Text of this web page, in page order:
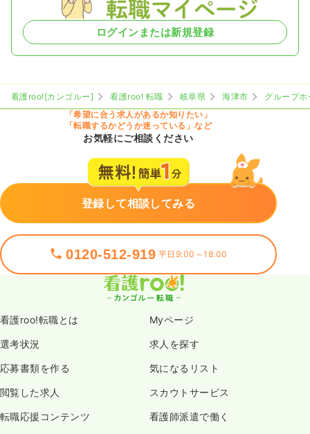
ログインまたは新規登録
看護roo![カンゴルー] 看護roo! 転職 岐阜県 海津市
グループ
「希望に合う求人があるか知りたい」
「転職するかどうか迷っている」など
お気軽にご相談ください
登録して相談してみる
0120-512-919 平日9:00～18:00
看護roo!転職とは Myページ
選考状況 求人を探す
応募書類を作る 気になるリスト
閲覧した求人 スカウトサービス
転職応援コンテンツ 看護師派遣で働く